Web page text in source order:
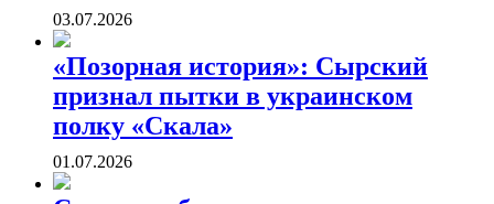
03.07.2026
«Позорная история»: Сырский
признал пытки в украинском
полку «Скала»
01.07.2026